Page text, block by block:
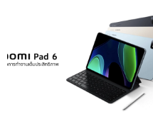
ราคาเริ่มต้นเพียง 14,999 บาท
จัดเต็มกับโปรโมชันพิเศษก่อนใคร